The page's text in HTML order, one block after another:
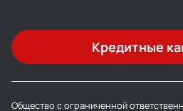
Кредитные
Общество с ограниченной